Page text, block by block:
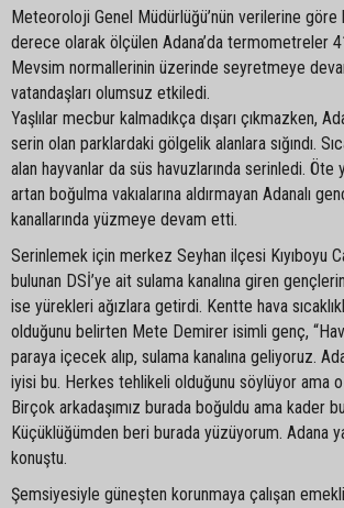
Meteoroloji Genel Müdürlüğü’nün verilerine göre
derece olarak ölçülen Adana’da termometreler
Mevsim normallerinin üzerinde seyretmeye
vatandaşları olumsuz etkiledi.
Yaşlılar mecbur kalmadıkça dışarı çıkmazken,
serin olan parklardaki gölgelik alanlara sığındı.
alan hayvanlar da süs havuzlarında serinledi. Öte
artan boğulma vakıalarına aldırmayan Adanalı
kanallarında yüzmeye devam etti.
Serinlemek için merkez Seyhan ilçesi Kıyıboyu
bulunan DSİ’ye ait sulama kanalına giren
ise yürekleri ağızlara getirdi. Kentte hava
olduğunu belirten Mete Demirer isimli genç,
paraya içecek alıp, sulama kanalına geliyoruz.
iyisi bu. Herkes tehlikeli olduğunu söylüyor ama
Birçok arkadaşımız burada boğuldu ama kader
Küçüklüğümden beri burada yüzüyorum. Adana
konuştu.
Şemsiyesiyle güneşten korunmaya çalışan